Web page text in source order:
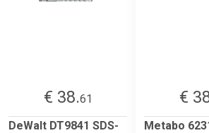
€ 38.61
DeWalt DT9841 SDS-
€
Metabo